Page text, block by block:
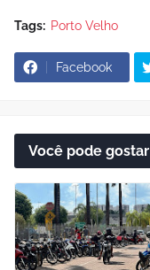
Tags: Porto Velho
Facebook
Você pode gostar